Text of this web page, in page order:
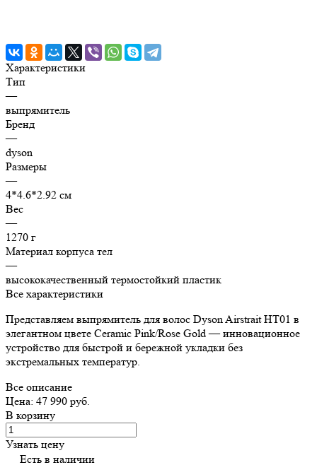
Характеристики
Тип
—
выпрямитель
Бренд
—
dyson
Размеры
—
4*4.6*2.92 см
Вес
—
1270 г
Материал корпуса тел
—
высококачественный термостойкий пластик
Все характеристики
Представляем выпрямитель для волос Dyson Airstrait HT01 в
элегантном цвете Ceramic Pink/Rose Gold — инновационное
устройство для быстрой и бережной укладки без
экстремальных температур.
Все описание
Цена: 47 990 руб.
В корзину
Узнать цену
Есть в наличии